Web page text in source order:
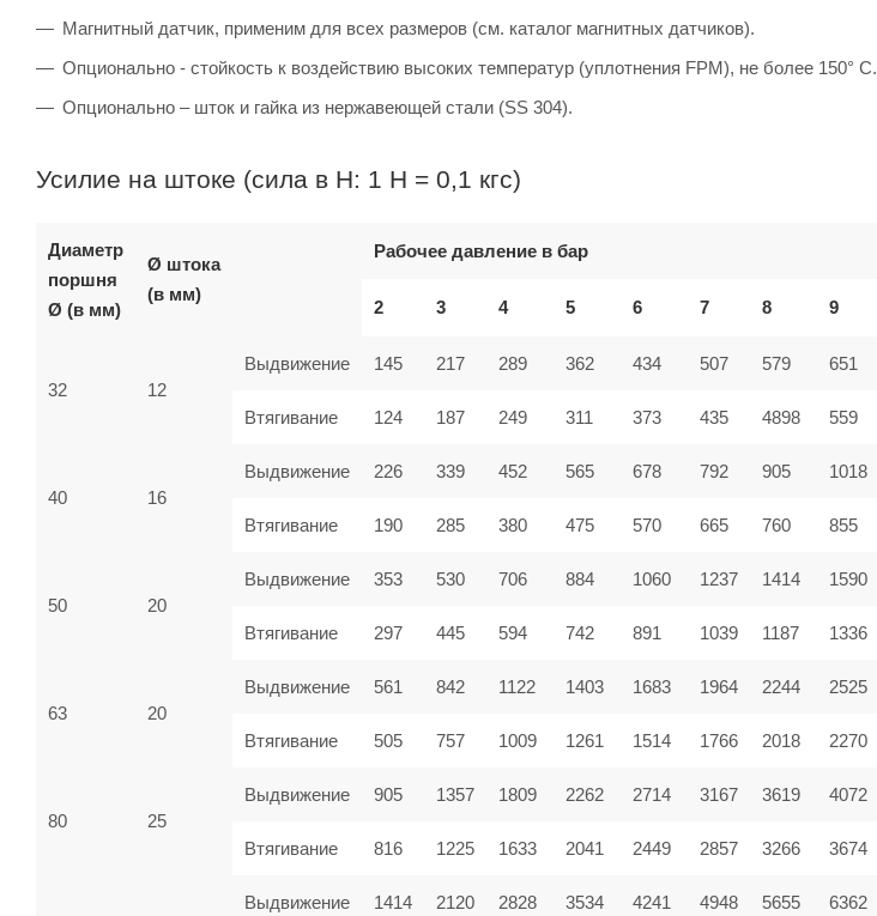
Магнитный датчик, применим для всех размеров (см. каталог магнитных датчиков).
Опционально - стойкость к воздействию высоких температур (уплотнения FPM), не более 150° C.
Опционально – шток и гайка из нержавеющей стали (SS 304).
Усилие на штоке (сила в Н: 1 Н = 0,1 кгс)
Диаметр
поршня
Ø (в мм)
Ø штока
(в мм)
Рабочее давление в бар
2 3 4 5 6 7 8 9
32 12
Выдвижение 145 217 289 362 434 507 579 651
Втягивание 124 187 249 311 373 435 4898 559
40 16
Выдвижение 226 339 452 565 678 792 905 1018
Втягивание 190 285 380 475 570 665 760 855
50 20
Выдвижение 353 530 706 884 1060 1237 1414 1590
Втягивание 297 445 594 742 891 1039 1187 1336
63 20
Выдвижение 561 842 1122 1403 1683 1964 2244 2525
Втягивание 505 757 1009 1261 1514 1766 2018 2270
80 25
Выдвижение 905 1357 1809 2262 2714 3167 3619 4072
Втягивание 816 1225 1633 2041 2449 2857 3266 3674
Выдвижение 1414 2120 2828 3534 4241 4948 5655 6362